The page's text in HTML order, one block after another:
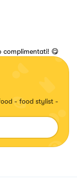
complimentati! 😋
- food stylist -